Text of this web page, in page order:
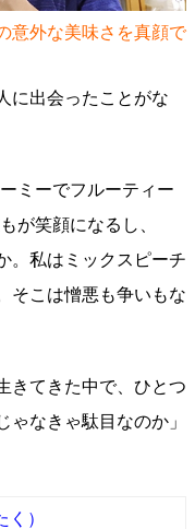
意外な美味さを真顔で
に出会ったことがな
ミーでフルーティー
が笑顔になるし、
。私はミックスピーチ
そこは憎悪も争いもな
きてきた中で、ひとつ
なきゃ駄目なのか」
く）